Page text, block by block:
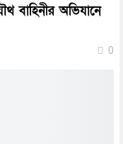
বাহিনীর অভিযানে
0